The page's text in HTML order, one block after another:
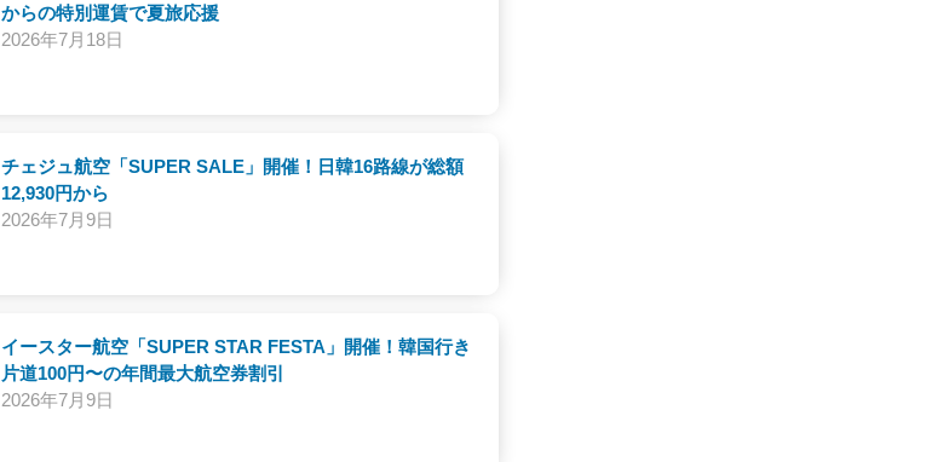
からの特別運賃で夏旅応援
2026年7月18日
チェジュ航空「SUPER SALE」開催！日韓16路線が総額
12,930円から
2026年7月9日
イースター航空「SUPER STAR FESTA」開催！韓国行き
片道100円〜の年間最大航空券割引
2026年7月9日